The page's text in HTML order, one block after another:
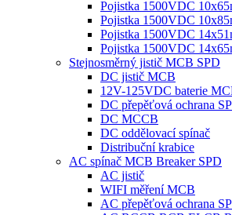
Pojistka 1500VDC
Pojistka 1500VDC
Pojistka 1500VDC
Pojistka 1500VDC
Stejnosměrný jistič MCB SPD
DC jistič MCB
12V-125VDC baterie
DC přepěťová ochrana
DC MCCB
DC oddělovací spínač
Distribuční krabice
AC spínač MCB Breaker SPD
AC jistič
WIFI měření MCB
AC přepěťová ochrana